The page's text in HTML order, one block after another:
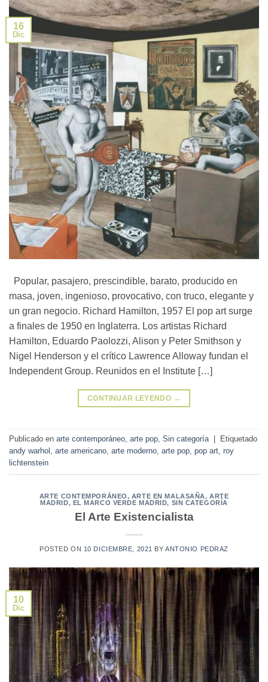
16
Dic
Popular, pasajero, prescindible, barato, producido en
masa, joven, ingenioso, provocativo, con truco, elegante y
un gran negocio. Richard Hamilton, 1957 El pop art surge
a finales de 1950 en Inglaterra. Los artistas Richard
Hamilton, Eduardo Paolozzi, Alison y Peter Smithson y
Nigel Henderson y el crítico Lawrence Alloway fundan el
Independent Group. Reunidos en el Institute […]
CONTINUAR LEYENDO →
Publicado en arte contemporáneo, arte pop, Sin categoría
Etiquetado
andy warhol , arte americano, arte moderno, arte pop, pop art, roy
lichtenstein
ARTE CONTEMPORÁNEO, ARTE EN MALASAÑA,ARTE
MADRID, EL MARCO VERDE MADRID, SIN CATEGORÍA
El Arte Existencialista
POSTED ON 10 DICIEMBRE, 2021 BYANTONIO PEDRAZ
10
Dic